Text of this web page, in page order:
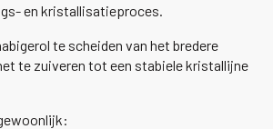
en kristallisatieproces.
te scheiden van het bredere
te zuiveren tot een stabiele kristallijne